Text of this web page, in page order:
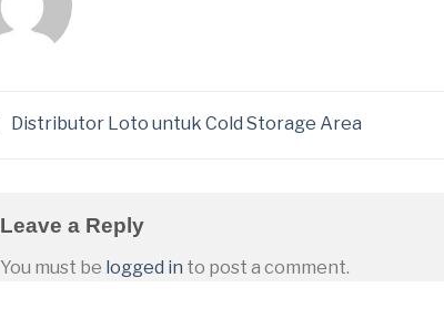
Distributor Loto untuk Cold Storage Area
Leave a Reply
You must be logged in to post a comment.